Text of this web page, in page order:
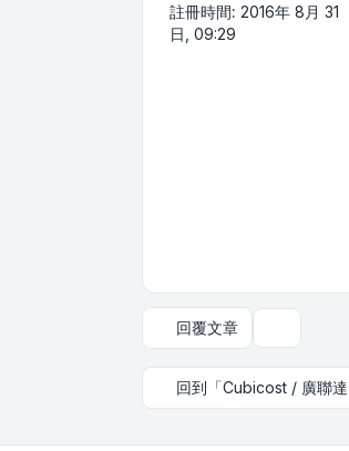
註冊時間: 2016年 8月 31
日, 09:29
回覆文章
回到「Cubicost / 廣聯達